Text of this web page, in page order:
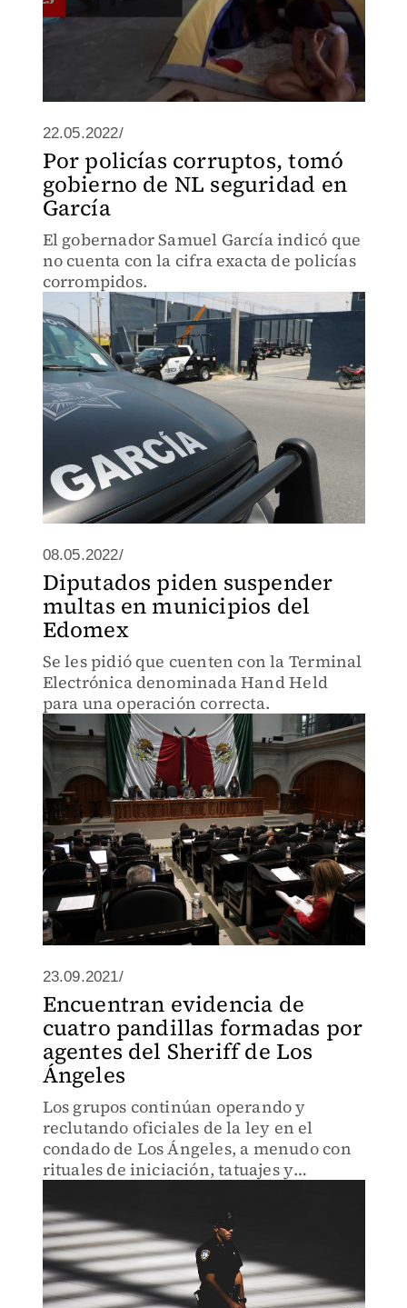
22.05.2022/
Por policías corruptos, tomó
gobierno de NL seguridad en
García
El gobernador Samuel García indicó que
no cuenta con la cifra exacta de policías
corrompidos.
08.05.2022/
Diputados piden suspender
multas en municipios del
Edomex
Se les pidió que cuenten con la Terminal
Electrónica denominada Hand Held
para una operación correcta.
23.09.2021/
Encuentran evidencia de
cuatro pandillas formadas por
agentes del Sheriff de Los
Ángeles
Los grupos continúan operando y
reclutando oficiales de la ley en el
condado de Los Ángeles, a menudo con
rituales de iniciación, tatuajes y
informe de RAND.